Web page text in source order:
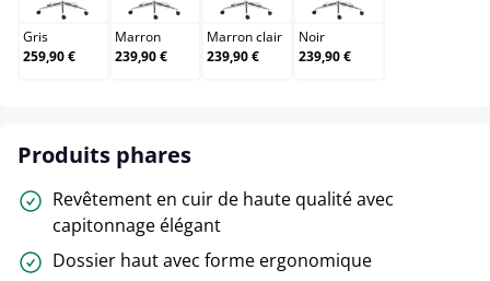
Gris
259,90 €
Marron
239,90 €
Marron clair
239,90 €
Noir
239,90 €
Produits phares
Revêtement en cuir de haute qualité avec
capitonnage élégant
Dossier haut avec forme ergonomique